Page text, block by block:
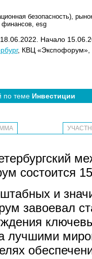
безопасность),
финансов, esg
Начало
, КВЦ «Экспофорум»,
по теме Инвестиции
состоится
и
завоевал
лучшими